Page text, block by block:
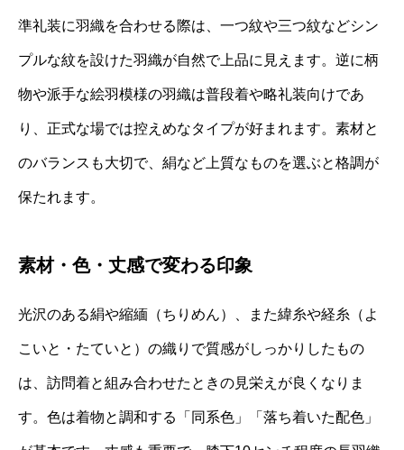
準礼装に羽織を合わせる際は、一つ紋や三つ紋などシン
プルな紋を設けた羽織が自然で上品に見えます。逆に柄
物や派手な絵羽模様の羽織は普段着や略礼装向けであ
り、正式な場では控えめなタイプが好まれます。素材と
のバランスも大切で、絹など上質なものを選ぶと格調が
保たれます。
素材・色・丈感で変わる印象
光沢のある絹や縮緬（ちりめん）、また緯糸や経糸（よ
こいと・たていと）の織りで質感がしっかりしたもの
は、訪問着と組み合わせたときの見栄えが良くなりま
す。色は着物と調和する「同系色」「落ち着いた配色」